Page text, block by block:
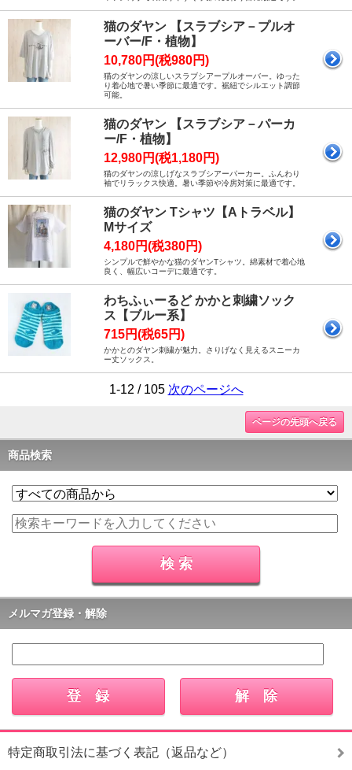
猫のダヤン 【スラブシア－プルオ
ーバー/F・植物】
10,780円(税980円)
猫のダヤンの涼しいスラブシアープルオーバー。ゆった
り着心地で暑い季節に最適です。裾紐でシルエット調節
可能。
猫のダヤン 【スラブシア－パーカ
ー/F・植物】
12,980円(税1,180円)
猫のダヤンの涼しげなスラブシアーパーカー。ふんわり
袖でリラックス快適。暑い季節や冷房対策に最適です。
猫のダヤン Tシャツ【Aトラベル】
Mサイズ
4,180円(税380円)
シンプルで鮮やかな猫のダヤンTシャツ。綿素材で着心地
良く、幅広いコーデに最適です。
わちふぃーるど かかと刺繍ソック
ス【ブルー系】
715円(税65円)
かかとのダヤン刺繍が魅力。さりげなく見えるスニーカ
ー丈ソックス。
1-12 / 105 次のページへ
ページの先頭へ戻る
商品検索
メルマガ登録・解除
特定商取引法に基づく表記（返品など）